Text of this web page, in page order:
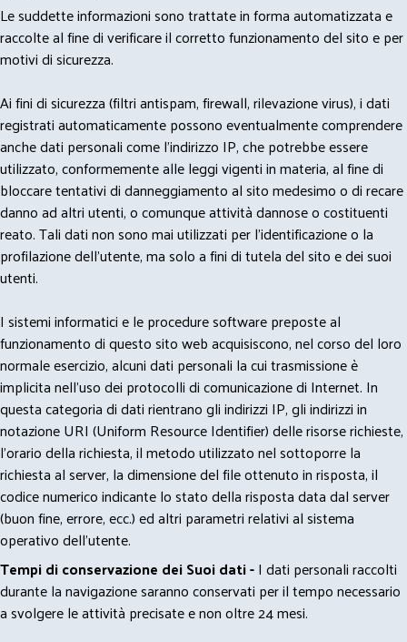
Le suddette informazioni sono trattate in forma automatizzata e
raccolte al fine di verificare il corretto funzionamento del sito e per
motivi di sicurezza.
Ai fini di sicurezza (filtri antispam, firewall, rilevazione virus), i dati
registrati automaticamente possono eventualmente comprendere
anche dati personali come l'indirizzo IP, che potrebbe essere
utilizzato, conformemente alle leggi vigenti in materia, al fine di
bloccare tentativi di danneggiamento al sito medesimo o di recare
danno ad altri utenti, o comunque attività dannose o costituenti
reato. Tali dati non sono mai utilizzati per l'identificazione o la
profilazione dell'utente, ma solo a fini di tutela del sito e dei suoi
utenti.
I sistemi informatici e le procedure software preposte al
funzionamento di questo sito web acquisiscono, nel corso del loro
normale esercizio, alcuni dati personali la cui trasmissione è
implicita nell'uso dei protocolli di comunicazione di Internet. In
questa categoria di dati rientrano gli indirizzi IP, gli indirizzi in
notazione URI (Uniform Resource Identifier) delle risorse richieste,
l'orario della richiesta, il metodo utilizzato nel sottoporre la
richiesta al server, la dimensione del file ottenuto in risposta, il
codice numerico indicante lo stato della risposta data dal server
(buon fine, errore, ecc.) ed altri parametri relativi al sistema
operativo dell'utente.
Tempi di conservazione dei Suoi dati -I dati personali raccolti
durante la navigazione saranno conservati per il tempo necessario
a svolgere le attività precisate e non oltre 24 mesi.